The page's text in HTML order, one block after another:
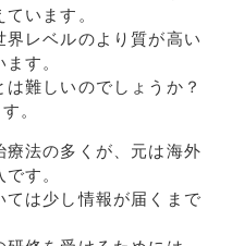
います。
界レベルのより質が高い
す。
難しいのでしょうか？
。
法の多くが、元は海外
す。
は少し情報が届くまで